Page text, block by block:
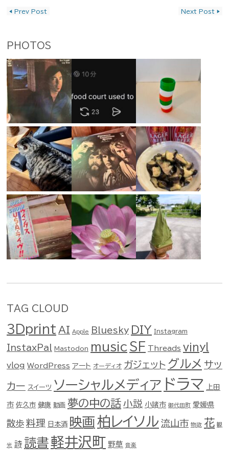
◀ Prev Post Next Post ▶
PHOTOS
TAG CLOUD
3Dprint AI Apple Bluesky DIY Instagram
InstaxPal Mastodon music SF Threads vinyl
vlog WordPress アート オーディオ ガジェット グルメ サッ
カー スイーツ ソーシャルメディア ドラマ 上田
市 佐久市 健康 動画 夢の中の話 小説 小諸市 御代田町 愛媛県
散歩 料理 日本酒 映画 柏レイソル 流山市 物欲 花 観
光 詩 読書軽井沢町 野草 音楽